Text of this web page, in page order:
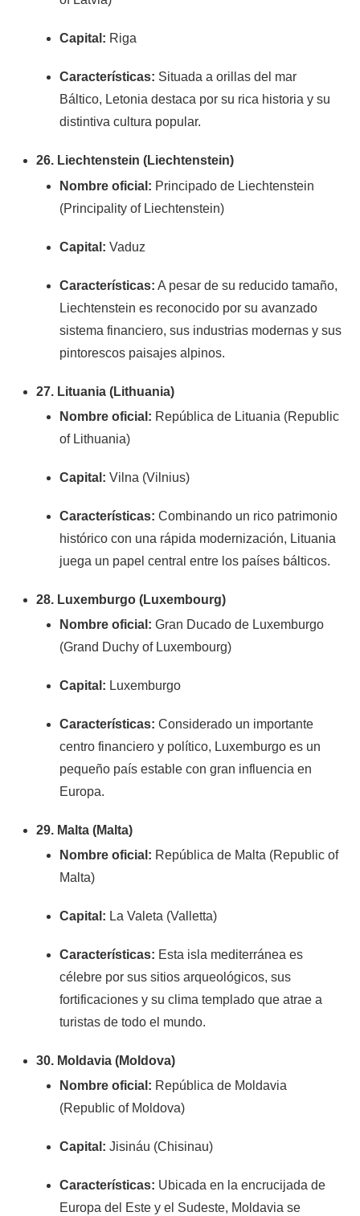
Capital: Riga
Características: Situada a orillas del mar
Báltico, Letonia destaca por su rica historia y su
distintiva cultura popular.
26. Liechtenstein (Liechtenstein)
Nombre oficial: Principado de Liechtenstein
(Principality of Liechtenstein)
Capital: Vaduz
Características: A pesar de su reducido tamaño,
Liechtenstein es reconocido por su avanzado
sistema financiero, sus industrias modernas y sus
pintorescos paisajes alpinos.
27. Lituania (Lithuania)
Nombre oficial: República de Lituania (Republic
of Lithuania)
Capital: Vilna (Vilnius)
Características: Combinando un rico patrimonio
histórico con una rápida modernización, Lituania
juega un papel central entre los países bálticos.
28. Luxemburgo (Luxembourg)
Nombre oficial: Gran Ducado de Luxemburgo
(Grand Duchy of Luxembourg)
Capital: Luxemburgo
Características: Considerado un importante
centro financiero y político, Luxemburgo es un
pequeño país estable con gran influencia en
Europa.
29. Malta (Malta)
Nombre oficial: República de Malta (Republic of
Malta)
Capital: La Valeta (Valletta)
Características: Esta isla mediterránea es
célebre por sus sitios arqueológicos, sus
fortificaciones y su clima templado que atrae a
turistas de todo el mundo.
30. Moldavia (Moldova)
Nombre oficial: República de Moldavia
(Republic of Moldova)
Capital: Jisináu (Chisinau)
Características: Ubicada en la encrucijada de
Europa del Este y el Sudeste, Moldavia se